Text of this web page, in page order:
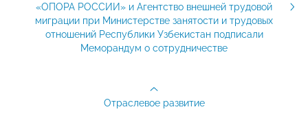
«ОПОРА РОССИИ» и Агентство внешней трудовой
миграции при Министерстве занятости и трудовых
отношений Республики Узбекистан подписали
Меморандум о сотрудничестве
Отраслевое развитие